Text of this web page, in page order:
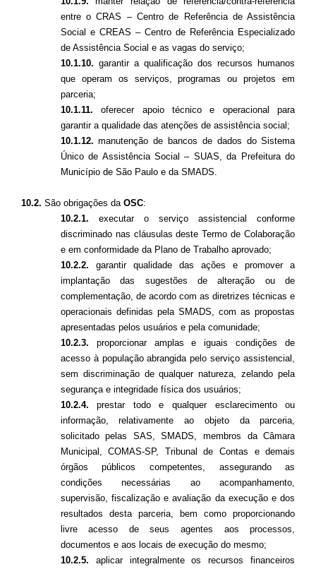
entre o CRAS – Centro de Referência de Assistência
Social e CREAS – Centro de Referência Especializado
de Assistência Social e as vagas do serviço;
10.1.10. garantir a qualificação dos recursos humanos
que operam os serviços, programas ou projetos em
parceria;
10.1.11. oferecer apoio técnico e operacional para
garantir a qualidade das atenções de assistência social;
10.1.12. manutenção de bancos de dados do Sistema
Único de Assistência Social – SUAS, da Prefeitura do
Município de São Paulo e da SMADS.
10.2. São obrigações da OSC:
10.2.1. executar o serviço assistencial conforme
discriminado nas cláusulas deste Termo de Colaboração
e em conformidade da Plano de Trabalho aprovado;
10.2.2. garantir qualidade das ações e promover a
implantação das sugestões de alteração ou de
complementação, de acordo com as diretrizes técnicas e
operacionais definidas pela SMADS, com as propostas
apresentadas pelos usuários e pela comunidade;
10.2.3. proporcionar amplas e iguais condições de
acesso à população abrangida pelo serviço assistencial,
sem discriminação de qualquer natureza, zelando pela
segurança e integridade física dos usuários;
10.2.4. prestar todo e qualquer esclarecimento ou
informação, relativamente ao objeto da parceria,
solicitado pelas SAS, SMADS, membros da Câmara
Municipal, COMAS-SP, Tribunal de Contas e demais
órgãos públicos competentes, assegurando as
condições necessárias ao acompanhamento,
supervisão, fiscalização e avaliação da execução e dos
resultados desta parceria, bem como proporcionando
livre acesso de seus agentes aos processos,
documentos e aos locais de execução do mesmo;
10.2.5. aplicar integralmente os recursos financeiros